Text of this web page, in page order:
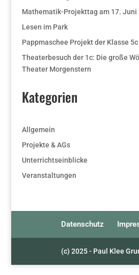
Mathematik-Projekttag am 17. Juni
Lesen im Park
Pappmaschee Projekt der Klasse 5c
Theaterbesuch der 1c: Die große
Theater Morgenstern
Kategorien
Allgemein
Projekte & AGs
Unterrichtseinblicke
Veranstaltungen
Datenschutz
(c) 2025 - Paul Klee